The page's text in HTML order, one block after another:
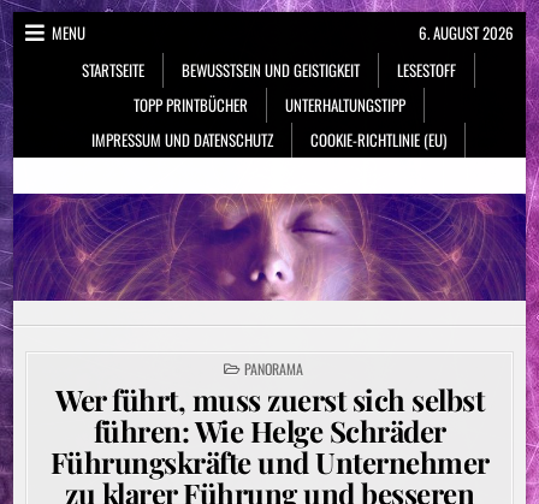
Skip
to
content
MENU
STARTSEITE
BEWUSSTSEIN UND GEISTIGKEIT
LESESTOFF
TOPP PRINTBÜCHER
UNTERHALTUNGSTIPP
IMPRESSUM UND DATENSCHUTZ
COOKIE-RICHTLINIE (EU)
6. AUGUST 2026
NeueSpiritualität.de
POSTED
IN
PANORAMA
Wer führt, muss zuerst sich selbst
führen: Wie Helge Schräder
Führungskräfte und Unternehmer
zu klarer Führung und besseren